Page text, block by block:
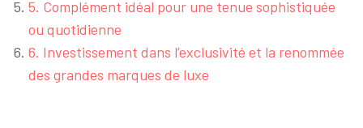
5. Complément idéal pour une tenue sophistiquée
ou quotidienne
6. Investissement dans l’exclusivité et la renommée
des grandes marques de luxe